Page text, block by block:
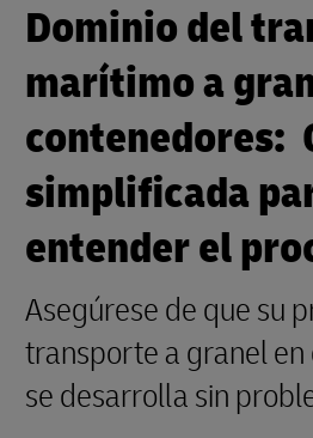
Dominio del
marítimo a
contenedores:
simplificada
entender el
Asegúrese de que su
transporte a granel
se desarrolla sin